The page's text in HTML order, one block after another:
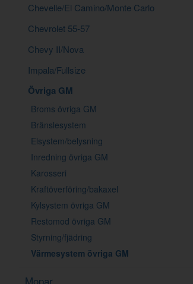
Chevelle/El Camino/Monte Carlo
Chevrolet 55-57
Chevy II/Nova
Impala/Fullsize
Övriga GM
Broms övriga GM
Bränslesystem
Elsystem/belysning
Inredning övriga GM
Karosseri
Kraftöverföring/bakaxel
Kylsystem övriga GM
Restomod övriga GM
Styrning/fjädring
Värmesystem övriga GM
Mopar